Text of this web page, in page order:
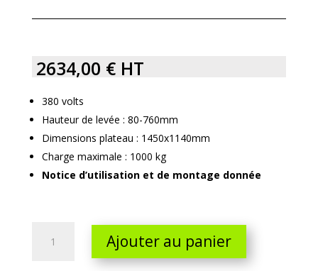
2634,00 € HT
380 volts
Hauteur de levée : 80-760mm
Dimensions plateau : 1450x1140mm
Charge maximale : 1000 kg
Notice d’utilisation et de montage donnée
elevatrice
Ajouter au panier